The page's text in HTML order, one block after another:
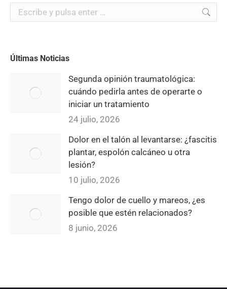
Buscar:
Últimas Noticias
Segunda opinión traumatológica:
cuándo pedirla antes de operarte o
iniciar un tratamiento
24 julio, 2026
Dolor en el talón al levantarse: ¿fascitis
plantar, espolón calcáneo u otra
lesión?
10 julio, 2026
Tengo dolor de cuello y mareos, ¿es
posible que estén relacionados?
8 junio, 2026